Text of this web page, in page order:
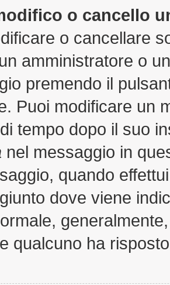
o cancello
o cancellare
amministratore o
premendo il
Puoi modificare un
tempo dopo il suo
nel messaggio in
quando
dove viene
qualcuno ha